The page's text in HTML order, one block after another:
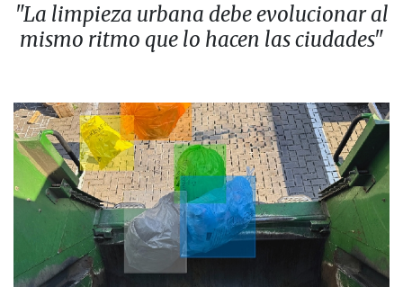
"La limpieza urbana debe evolucionar al
mismo ritmo que lo hacen las ciudades"